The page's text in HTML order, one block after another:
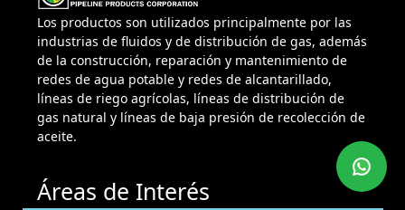
Los productos son utilizados principalmente por las
industrias de fluidos y de distribución de gas, además
de la construcción, reparación y mantenimiento de
redes de agua potable y redes de alcantarillado,
líneas de riego agrícolas, líneas de distribución de
gas natural y líneas de baja presión de recolección de
aceite.
Áreas de Interés